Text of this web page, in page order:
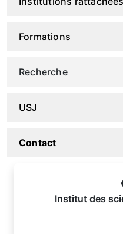
Formations
Recherche
USJ
Contact
Institut des